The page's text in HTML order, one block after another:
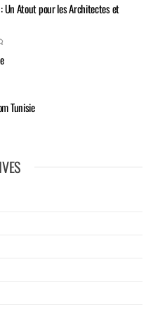
Un Atout pour les Architectes et
Tunisie